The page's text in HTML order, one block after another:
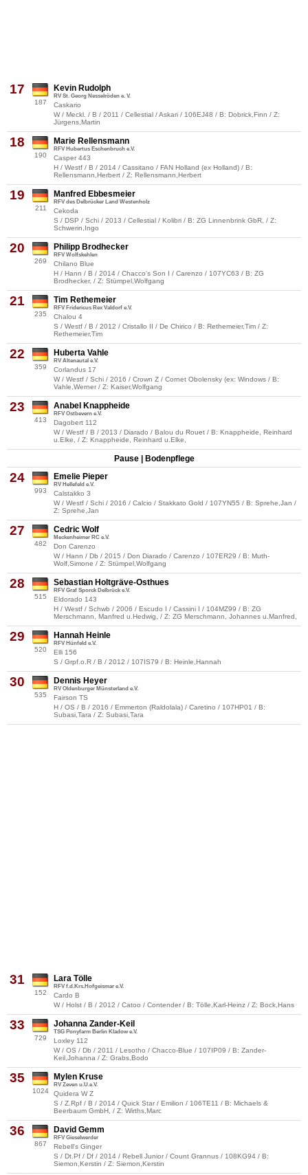
17
187
Kevin Rudolph
RV St. Georg Nesselröden e. V.
Caskario
W / Meckl. / B / 2011 / Cellestial / Askari / 106EJ48 / B: Dobrick,Finn / Z:
Jürgens,Martin
18
190
Marie Rellensmann
RFV Hubertus Eschenbruch e.V.
Casper 443
H / Westf / B / 2014 / Cassitano / FAN Holland (ex Holland) / B:
Rellensmann,Herbert / Z: Rellensmann,Herbert
19
211
Manfred Ebbesmeier
RFV des Delbrücker Land Westenholz
Cekoda
S / DSP / Schi / 2013 / Cellestial / Kolibri / B: ZG Linnenbrink GbR, / Z:
Schwerin,Ingo
20
269
Philipp Brodhecker
RFV Wolfskehlen
Chilano Blue
H / Hann / B / 2014 / Chacco's Son I / Carenzo / 107YC63 / B: ZG
Brodhecker, / Z: Stümpel,Wolfgang
21
235
Tim Rethemeier
RFV Fridericus Rex Valdorf e.V.
Chalou 4
S / Westf / B / 2012 / Cristallo II / De Chirico / B: Rethemeier,Tim / Z:
Rethemeier,Tim
22
359
Huberta Vahle
RV Altenautal e.V.
Corlandus 17
W / Westf / Schi / 2016 / Crown Z / Cornet Obolensky (ex: Windows / B:
Vahle,Werner / Z: Kaiser,Wolfgang
23
413
Anabel Knappheide
RFV Ostbevern e.V.
Dagobert 112
W / Westf / B / 2013 / Diarado / Balou du Rouet / B: Knappheide, Reinhard
u.Elke, / Z: Knappheide, Reinhard u.Elke,
Pause | Bodenpflege
24
993
Emelie Pieper
RV Hellefeld e.V.
Calstakko 3
W / Westf / Schi / 2016 / Calcio / Stakkato Gold / 107YN55 / B: Sprehe,Jan /
Z: Sprehe,Jan
27
482
Cedric Wolf
Meckenheimer RC e.V.
Don Carenzo
W / Hann / Db / 2015 / Don Diarado / Carenzo / 107ER29 / B: Muth-
Wolf,Simone / Z: Stümpel,Wolfgang
28
515
Sebastian Holtgräve-Osthues
RFV Graf Sporck Delbrück e.V.
Eldorado 143
H / Westf / Schwb / 2006 / Escudo I / Cassini I / 104MZ99 / B: ZG
Merschmann, Manfred u.Hedwig, / Z: ZG Merschmann, Johannes u.Manfred,
29
520
Hannah Heinle
RFV Hünfeld e.V.
Elli 156
S / Grpf.o.R / B / 2012 / 107IS79 / B: Heinle,Hannah
30
535
Dennis Heyer
RV Oldenburger Münsterland e.V.
Fairson TS
H / OS / B / 2016 / Emmerton (Raldolala) / Caretino / 107HP01 / B:
Subasi,Tara / Z: Subasi,Tara
31
152
Lara Tölle
RFV f.d.Krs.Hofgeismar e.V.
Cardo B
W / Holst / B / 2012 / Catoo / Contender / B: Tölle,Karl-Heinz / Z: Bock,Hans
33
729
Johanna Zander-Keil
TSG Ponyfarm Berlin Kladow e.V.
Loxley 112
W / OS / Db / 2011 / Lesotho / Chacco-Blue / 107IP09 / B: Zander-
Keil,Johanna / Z: Grabs,Bodo
35
1024
Mylen Kruse
RV Zeven u.U.e.V.
Quidera W Z
S / Z.Rpf / B / 2014 / Quick Star / Emilion / 106TE11 / B: Michaels &
Beerbaum GmbH, / Z: Wirths,Marc
36
867
David Gemm
RFV Gieselwerder
Rebell's Ginger
S / Dt.Pf / Df / 2014 / Rebell Junior / Count Grannus / 108KG94 / B:
Siemon,Kerstin / Z: Siemon,Kerstin